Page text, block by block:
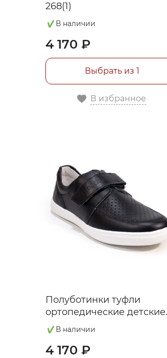
268(1)
В наличии
4 170 ₽
Выбрать из 1
В избранное
Полуботинки туфли
ортопедические детские
Боттилини BS-302(2)
В наличии
4 170 ₽